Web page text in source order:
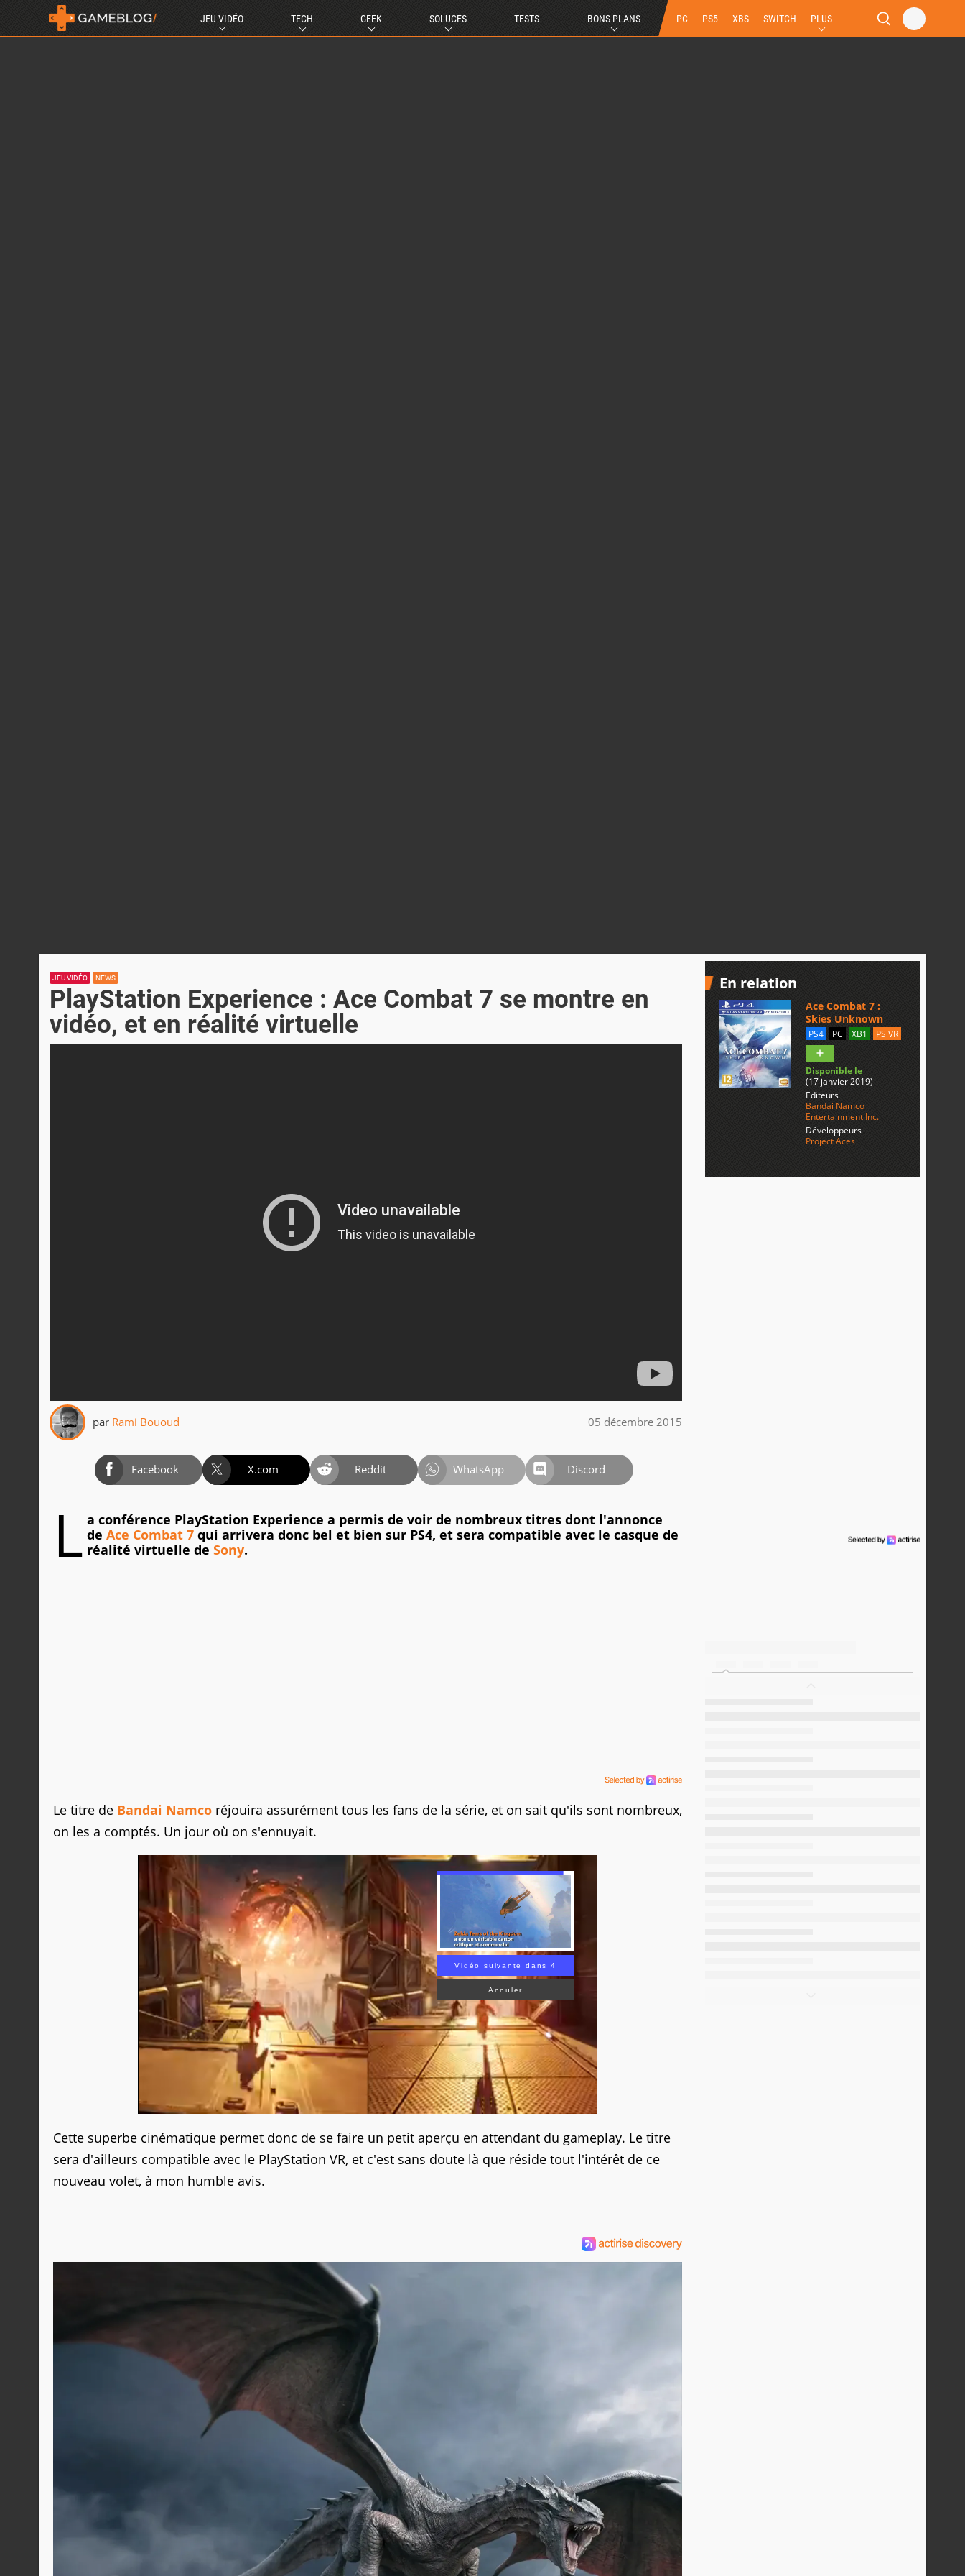
JEU VIDÉO TECH GEEK SOLUCES TESTS BONS PLANS PC PS5 XBS SWITCH PLUS
JEU VIDÉO NEWS
PlayStation Experience : Ace Combat 7 se montre en
vidéo, et en réalité virtuelle
par Rami Bououd 05 décembre 2015
Facebook X.com Reddit WhatsApp Discord
L a conférence PlayStation Experience a permis de voir de nombreux titres dont l'annonce
de Ace Combat 7 qui arrivera donc bel et bien sur PS4, et sera compatible avec le casque de
réalité virtuelle de Sony.
Le titre de Bandai Namco réjouira assurément tous les fans de la série, et on sait qu'ils sont nombreux,
on les a comptés. Un jour où on s'ennuyait.
Vidéo suivante dans 3
Annuler
Cette superbe cinématique permet donc de se faire un petit aperçu en attendant du gameplay. Le titre
sera d'ailleurs compatible avec le PlayStation VR, et c'est sans doute là que réside tout l'intérêt de ce
nouveau volet, à mon humble avis.
En relation
Ace Combat 7 :
Skies Unknown
PS4 PC XB1 PS VR
Disponible le
(17 janvier 2019)
Editeurs
Bandai Namco
Entertainment Inc.
Développeurs
Project Aces